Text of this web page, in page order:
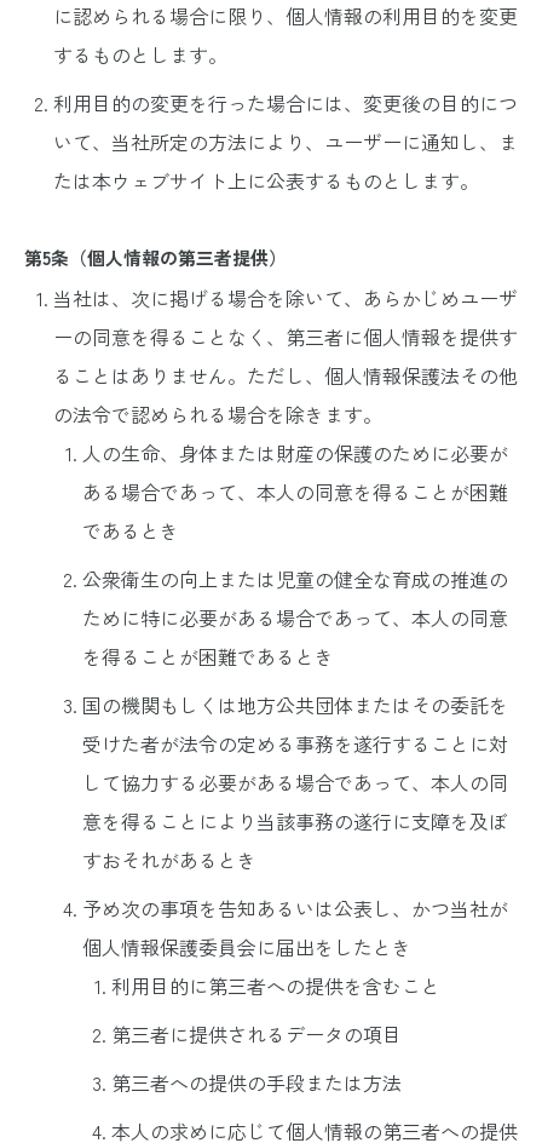
に認められる場合に限り、個人情報の利用目的を変更
するものとします。
利用目的の変更を行った場合には、変更後の目的につ
いて、当社所定の方法により、ユーザーに通知し、ま
たは本ウェブサイト上に公表するものとします。
第5条（個人情報の第三者提供）
当社は、次に掲げる場合を除いて、あらかじめユーザ
ーの同意を得ることなく、第三者に個人情報を提供す
ることはありません。ただし、個人情報保護法その他
の法令で認められる場合を除きます。
人の生命、身体または財産の保護のために必要が
ある場合であって、本人の同意を得ることが困難
であるとき
公衆衛生の向上または児童の健全な育成の推進の
ために特に必要がある場合であって、本人の同意
を得ることが困難であるとき
国の機関もしくは地方公共団体またはその委託を
受けた者が法令の定める事務を遂行することに対
して協力する必要がある場合であって、本人の同
意を得ることにより当該事務の遂行に支障を及ぼ
すおそれがあるとき
予め次の事項を告知あるいは公表し、かつ当社が
個人情報保護委員会に届出をしたとき
利用目的に第三者への提供を含むこと
第三者に提供されるデータの項目
第三者への提供の手段または方法
本人の求めに応じて個人情報の第三者への提供